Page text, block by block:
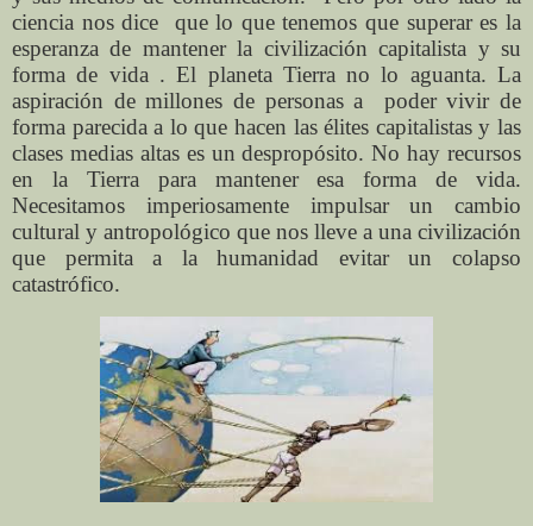
ciencia nos dice
que lo que tenemos que superar es la
esperanza de mantener la civilización capitalista y su
forma de vida . El planeta Tierra no lo aguanta. La
aspiración de millones de personas a
poder vivir de
forma parecida a lo que hacen las élites capitalistas y las
clases medias altas es un despropósito. No hay recursos
en la Tierra para mantener esa forma de vida.
Necesitamos imperiosamente impulsar un cambio
cultural y antropológico que nos lleve a una civilización
que permita a la humanidad evitar un colapso
catastrófico.